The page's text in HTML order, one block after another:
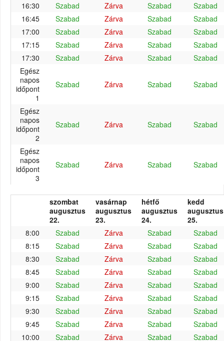
16:30 Szabad Zárva Szabad
Szabad
16:45
Szabad Zárva Szabad
Szabad
17:00
Szabad Zárva Szabad
Szabad
17:15
Szabad Zárva Szabad
Szabad
17:30
Szabad Zárva Szabad
Szabad
Egész
napos
időpont
1
Szabad Zárva Szabad Szabad
Egész
napos
időpont
2
Szabad Zárva Szabad Szabad
Egész
napos
időpont
3
Szabad Zárva Szabad Szabad
szombat
augusztus
22.
vasárnap
augusztus
23.
hétfő
augusztus
24.
kedd
augusztus
25.
8:00
Szabad Zárva Szabad
Szabad
8:15
Szabad Zárva Szabad
Szabad
8:30
Szabad Zárva Szabad
Szabad
8:45
Szabad Zárva Szabad
Szabad
9:00
Szabad Zárva Szabad
Szabad
9:15
Szabad Zárva Szabad
Szabad
9:30
Szabad Zárva Szabad
Szabad
9:45
Szabad Zárva Szabad
Szabad
10:00
Szabad Zárva Szabad
Szabad